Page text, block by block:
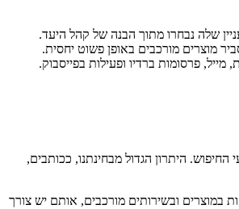
שלה נבחרו מתוך הבנה של קהל היעד.
מוצרים מורכבים באופן פשוט יחסית.
פרסומות ברדיו ופעילות בפייסבוק.
היתרון הגדול מבחינתנו, ככותבים,
במוצרים ובשירותים מורכבים, אותם יש צורך